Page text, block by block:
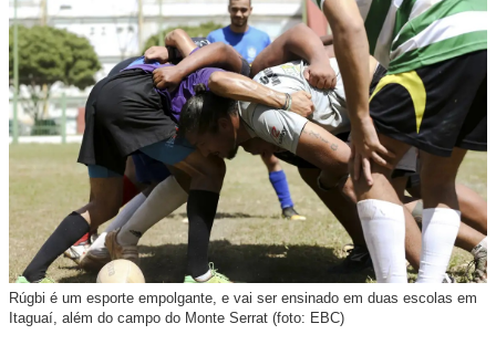
Rúgbi é um esporte empolgante, e vai ser ensinado em duas escolas em
Itaguaí, além do campo do Monte Serrat (foto: EBC)